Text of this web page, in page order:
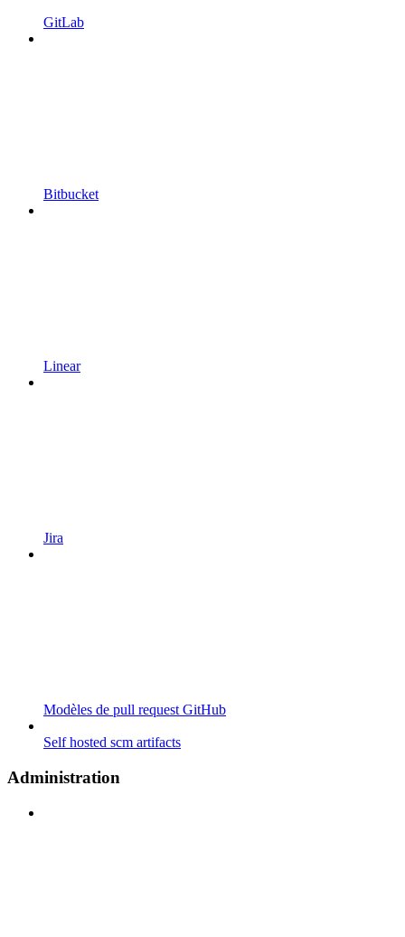
GitLab
Bitbucket
Linear
Jira
Modèles de pull request GitHub
Self hosted scm artifacts
Administration